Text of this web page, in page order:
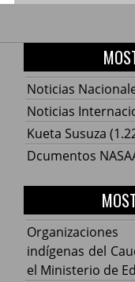
Noticias
Noticias
Kueta Susuza
Dcumentos
Organizaciones
indígenas del
el Ministerio de